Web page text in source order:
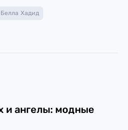
Белла Хадид
и ангелы: модные